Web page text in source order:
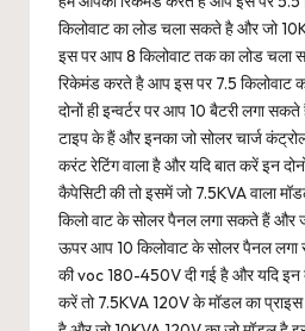
किलोवाट का लोड चला सकते है और जो
इस पर आप 8 किलोवाट तक का लोड
रिकेमंड करते है आप इस पर 7.5 किलोवाट
दोनों ही इन्वर्टर पर आप 10 बैटरी लगा सकते
टाइप के हैं और इनका जो सोलर चार्ज
करंट रेटिंग वाला है और यदि बात करें इन
कैपेसिटी की तो इसमें जो 7.5KVA वाला
किलो वाट के सोलर पैनल लगा सकते हैं और
ऊपर आप 10 किलोवाट के सोलर पैनल लगा
की voc 180-450V दी गई है और यदि इन
करें तो 7.5KVA 120V के मॉडल का